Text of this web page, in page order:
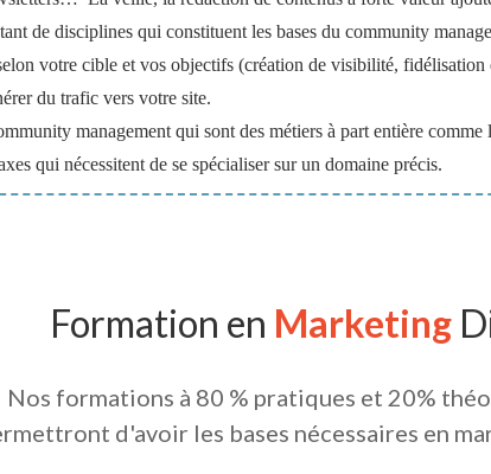
de disciplines qui constituent les bases du community
votre cible et vos objectifs (création de visibilité, fidélisation
du trafic vers votre site.
management qui sont des métiers à part entière comme
qui nécessitent de se spécialiser sur un domaine précis.
Formation en Marketing
Nos formations à 80 % pratiques et 20%
d'avoir les bases nécessaires en